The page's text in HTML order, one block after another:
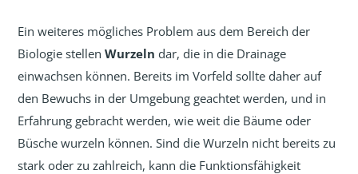
Ein weiteres mögliches Problem aus dem Bereich der
Biologie stellenWurzeln dar, die in die Drainage
einwachsen können. Bereits im Vorfeld sollte daher auf
den Bewuchs in der Umgebung geachtet werden, und in
Erfahrung gebracht werden, wie weit die Bäume oder
Büsche wurzeln können. Sind die Wurzeln nicht bereits zu
stark oder zu zahlreich, kann die Funktionsfähigkeit